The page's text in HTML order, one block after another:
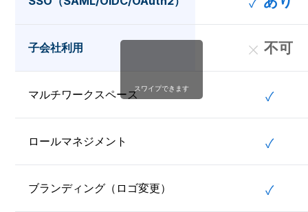
子会社利用 不可
マルチワークスペース
ロールマネジメント
ブランディング（ロゴ変更）
スワイプできます